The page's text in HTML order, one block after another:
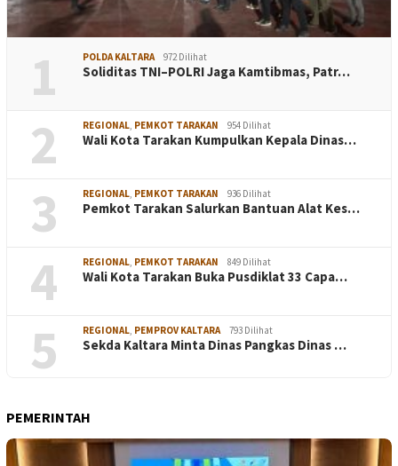
1 POLDA KALTARA 972 Dilihat
Soliditas TNI–POLRI Jaga Kamtibmas, Patr…
2 REGIONAL, PEMKOT TARAKAN 954 Dilihat
Wali Kota Tarakan Kumpulkan Kepala Dinas…
3 REGIONAL, PEMKOT TARAKAN 936 Dilihat
Pemkot Tarakan Salurkan Bantuan Alat Kes…
4 REGIONAL, PEMKOT TARAKAN 849 Dilihat
Wali Kota Tarakan Buka Pusdiklat 33 Capa…
5 REGIONAL, PEMPROV KALTARA 793 Dilihat
Sekda Kaltara Minta Dinas Pangkas Dinas …
PEMERINTAH